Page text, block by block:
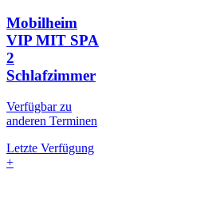
Mobilheim
VIP MIT SPA
2
Schlafzimmer
Verfügbar zu
anderen Terminen
Letzte Verfügung
+